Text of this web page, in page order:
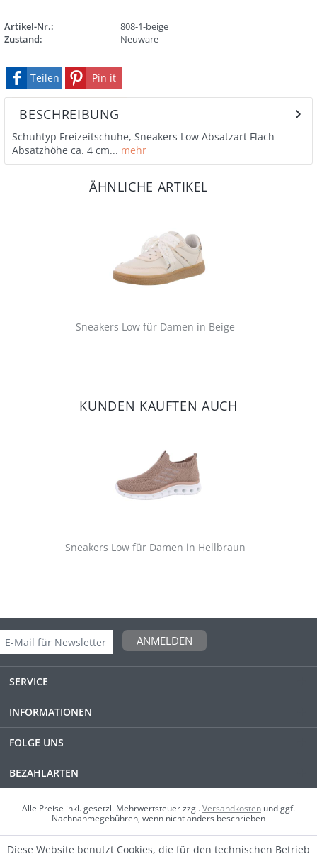
Artikel-Nr.:
808-1-beige
Zustand:
Neuware
Teilen Pin it
BESCHREIBUNG
Schuhtyp Freizeitschuhe, Sneakers Low Absatzart Flach
Absatzhöhe ca. 4 cm... mehr
ÄHNLICHE ARTIKEL
Sneakers Low für Damen in Beige
KUNDEN KAUFTEN AUCH
Sneakers Low für Damen in Hellbraun
ANMELDEN
SERVICE
INFORMATIONEN
FOLGE UNS
BEZAHLARTEN
Alle Preise inkl. gesetzl. Mehrwertsteuer zzgl.Versandkosten und ggf.
Nachnahmegebühren, wenn nicht anders beschrieben
Diese Website benutzt Cookies, die für den technischen Betrieb